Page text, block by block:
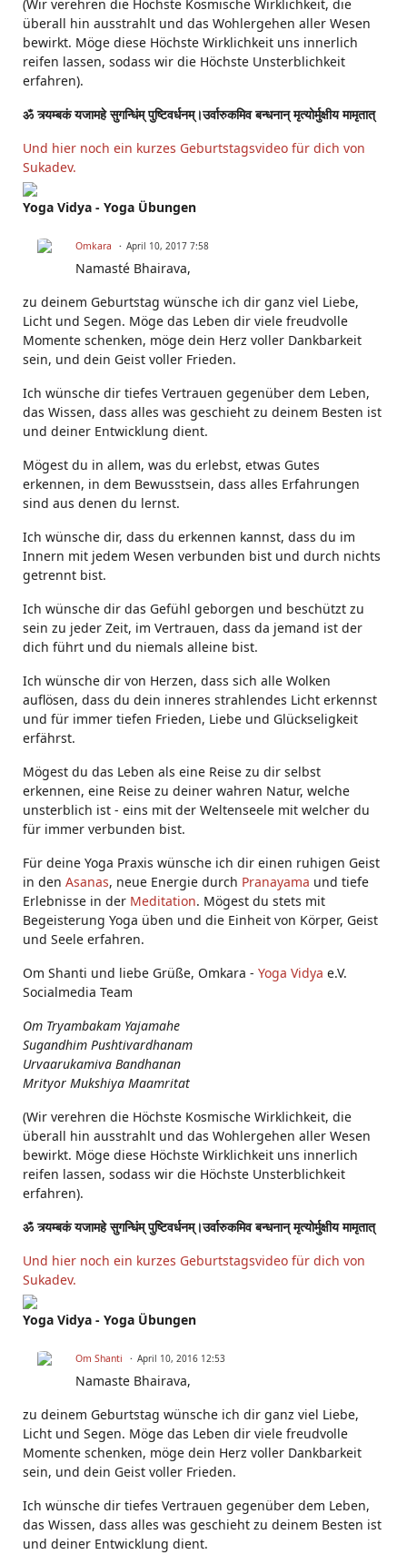
(Wir verehren die Höchste Kosmische Wirklichkeit, die
überall hin ausstrahlt und das Wohlergehen aller Wesen
bewirkt. Möge diese Höchste Wirklichkeit uns innerlich
reifen lassen, sodass wir die Höchste Unsterblichkeit
erfahren).
ॐ त्र्यम्बकं यजामहे सुगन्धिंम् पुष्टिवर्धनम्।उर्वारुकमिव बन्धनान् मृत्योर्मुक्षीय मामृतात्
Und hier noch ein kurzes Geburtstagsvideo für dich von
Sukadev.
Yoga Vidya - Yoga Übungen
Omkara April 10, 2017 7:58
Namasté Bhairava,
zu deinem Geburtstag wünsche ich dir ganz viel Liebe,
Licht und Segen. Möge das Leben dir viele freudvolle
Momente schenken, möge dein Herz voller Dankbarkeit
sein, und dein Geist voller Frieden.
Ich wünsche dir tiefes Vertrauen gegenüber dem Leben,
das Wissen, dass alles was geschieht zu deinem Besten ist
und deiner Entwicklung dient.
Mögest du in allem, was du erlebst, etwas Gutes
erkennen, in dem Bewusstsein, dass alles Erfahrungen
sind aus denen du lernst.
Ich wünsche dir, dass du erkennen kannst, dass du im
Innern mit jedem Wesen verbunden bist und durch nichts
getrennt bist.
Ich wünsche dir das Gefühl geborgen und beschützt zu
sein zu jeder Zeit, im Vertrauen, dass da jemand ist der
dich führt und du niemals alleine bist.
Ich wünsche dir von Herzen, dass sich alle Wolken
auflösen, dass du dein inneres strahlendes Licht erkennst
und für immer tiefen Frieden, Liebe und Glückseligkeit
erfährst.
Mögest du das Leben als eine Reise zu dir selbst
erkennen, eine Reise zu deiner wahren Natur, welche
unsterblich ist - eins mit der Weltenseele mit welcher du
für immer verbunden bist.
Für deine Yoga Praxis wünsche ich dir einen ruhigen Geist
in den Asanas, neue Energie durch Pranayama und tiefe
Erlebnisse in der Meditation. Mögest du stets mit
Begeisterung Yoga üben und die Einheit von Körper, Geist
und Seele erfahren.
Om Shanti und liebe Grüße, Omkara - Yoga Vidya e.V.
Socialmedia Team
Om Tryambakam Yajamahe
Sugandhim Pushtivardhanam
Urvaarukamiva Bandhanan
Mrityor Mukshiya Maamritat
(Wir verehren die Höchste Kosmische Wirklichkeit, die
überall hin ausstrahlt und das Wohlergehen aller Wesen
bewirkt. Möge diese Höchste Wirklichkeit uns innerlich
reifen lassen, sodass wir die Höchste Unsterblichkeit
erfahren).
ॐ त्र्यम्बकं यजामहे सुगन्धिंम् पुष्टिवर्धनम्।उर्वारुकमिव बन्धनान् मृत्योर्मुक्षीय मामृतात्
Und hier noch ein kurzes Geburtstagsvideo für dich von
Sukadev.
Yoga Vidya - Yoga Übungen
Om Shanti April 10, 2016 12:53
Namaste Bhairava,
zu deinem Geburtstag wünsche ich dir ganz viel Liebe,
Licht und Segen. Möge das Leben dir viele freudvolle
Momente schenken, möge dein Herz voller Dankbarkeit
sein, und dein Geist voller Frieden.
Ich wünsche dir tiefes Vertrauen gegenüber dem Leben,
das Wissen, dass alles was geschieht zu deinem Besten ist
und deiner Entwicklung dient.